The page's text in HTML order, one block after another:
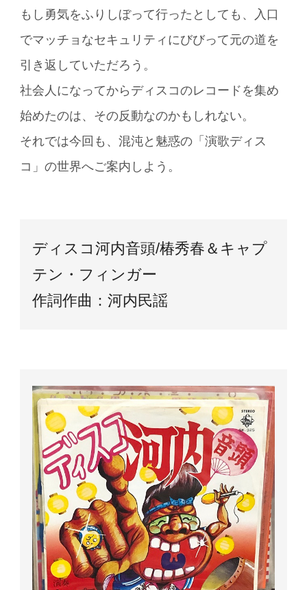
もし勇気をふりしぼって行ったとしても、入口
でマッチョなセキュリティにびびって元の道を
引き返していただろう。
社会人になってからディスコのレコードを集め
始めたのは、その反動なのかもしれない。
それでは今回も、混沌と魅惑の「演歌ディス
コ」の世界へご案内しよう。
ディスコ河内音頭/椿秀春＆キャプ
テン・フィンガー
作詞作曲：河内民謡